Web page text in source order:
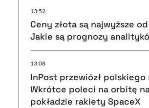
13:52
Ceny złota są najwyższe
Jakie są prognozy
13:08
InPost przewiózł
Wkrótce poleci na orbitę
pokładzie rakiety SpaceX